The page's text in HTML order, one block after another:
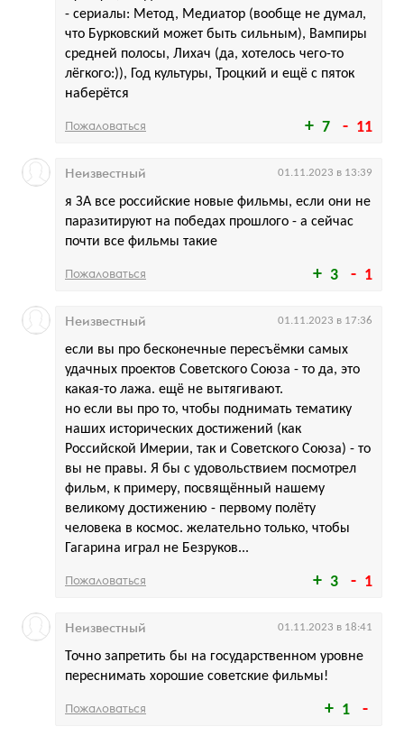
7 11
- сериалы: Метод, Медиатор (вообще не думал,
что Бурковский может быть сильным), Вампиры
средней полосы, Лихач (да, хотелось чего-то
лёгкого:)), Год культуры, Троцкий и ещё с пяток
наберётся
Пожаловаться
3 1
я ЗА все российские новые фильмы, если они не
паразитируют на победах прошлого - а сейчас
почти все фильмы такие
Неизвестный 01.11.2023 в 13:39
Пожаловаться
3 1
если вы про бесконечные пересъёмки самых
удачных проектов Советского Союза - то да, это
какая-то лажа. ещё не вытягивают.
но если вы про то, чтобы поднимать тематику
наших исторических достижений (как
Российской Имерии, так и Советского Союза) - то
вы не правы. Я бы с удовольствием посмотрел
фильм, к примеру, посвящённый нашему
великому достижению - первому полёту
человека в космос. желательно только, чтобы
Гагарина играл не Безруков...
Неизвестный 01.11.2023 в 17:36
Пожаловаться
1
Точно запретить бы на государственном уровне
переснимать хорошие советские фильмы!
Неизвестный 01.11.2023 в 18:41
Пожаловаться